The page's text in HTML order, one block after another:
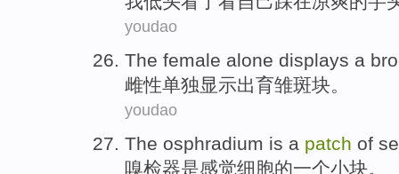
youdao
The female alone displays a
雌性单独显示出育雏斑块。
youdao
The osphradium is a patch of
嗅检器是感觉细胞的一个小块。